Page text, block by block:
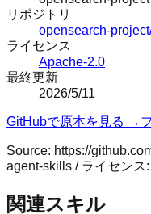
リポジトリ
opensearch-
ライセンス
Apache-2.0
最終更新
2026/5/11
GitHubで原本を見る →
Source: https://
agent-skills / ライセンス:
関連スキル